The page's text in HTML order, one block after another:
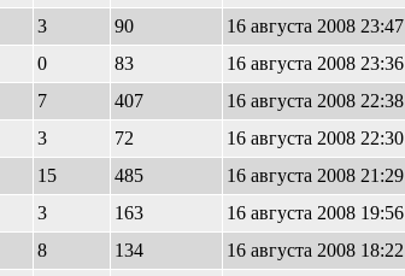
3 90
16 августа 2008 23:47
0 83
16 августа 2008 23:36
7 407
16 августа 2008 22:38
3 72
16 августа 2008 22:30
15 485
16 августа 2008 21:29
3 163
16 августа 2008 19:56
8 134
16 августа 2008 18:22